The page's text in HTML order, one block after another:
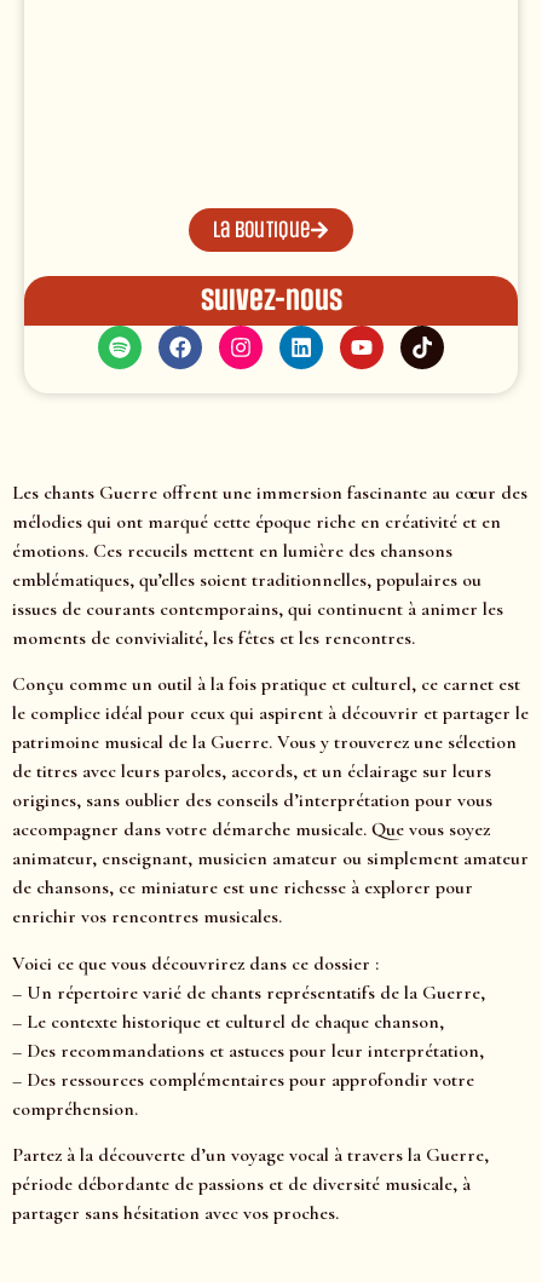
La boutique
Suivez-nous
Les chants Guerre offrent une immersion fascinante au cœur des
mélodies qui ont marqué cette époque riche en créativité et en
émotions. Ces recueils mettent en lumière des chansons
emblématiques, qu’elles soient traditionnelles, populaires ou
issues de courants contemporains, qui continuent à animer les
moments de convivialité, les fêtes et les rencontres.
Conçu comme un outil à la fois pratique et culturel, ce carnet est
le complice idéal pour ceux qui aspirent à découvrir et partager le
patrimoine musical de la Guerre. Vous y trouverez une sélection
de titres avec leurs paroles, accords, et un éclairage sur leurs
origines, sans oublier des conseils d’interprétation pour vous
accompagner dans votre démarche musicale. Que vous soyez
animateur, enseignant, musicien amateur ou simplement amateur
de chansons, ce miniature est une richesse à explorer pour
enrichir vos rencontres musicales.
Voici ce que vous découvrirez dans ce dossier :
– Un répertoire varié de chants représentatifs de la Guerre,
– Le contexte historique et culturel de chaque chanson,
– Des recommandations et astuces pour leur interprétation,
– Des ressources complémentaires pour approfondir votre
compréhension.
Partez à la découverte d’un voyage vocal à travers la Guerre,
période débordante de passions et de diversité musicale, à
partager sans hésitation avec vos proches.